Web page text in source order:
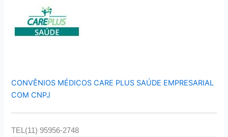
CONVÊNIOS MÉDICOS CARE PLUS SAÚDE EMPRESARIAL
COM CNPJ
TEL(11) 95956-2748